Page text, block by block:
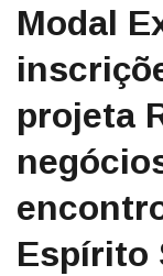
Modal
projeta
Espírito